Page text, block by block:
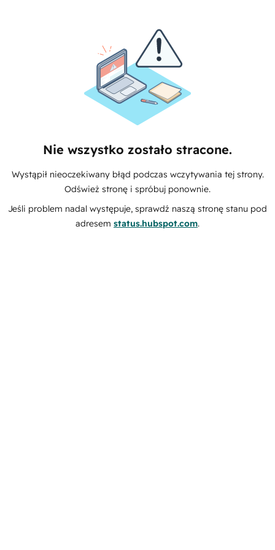
Nie wszystko zostało stracone.
Wystąpił nieoczekiwany błąd podczas wczytywania tej strony.
Odśwież stronę i spróbuj ponownie.
Jeśli problem nadal występuje, sprawdź naszą stronę stanu pod
adresem status.hubspot.com.